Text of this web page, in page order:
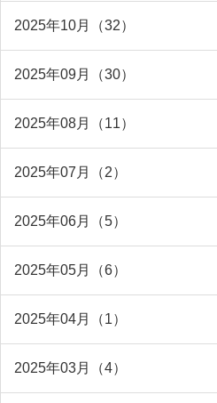
2025年10月（32）
2025年09月（30）
2025年08月（11）
2025年07月（2）
2025年06月（5）
2025年05月（6）
2025年04月（1）
2025年03月（4）